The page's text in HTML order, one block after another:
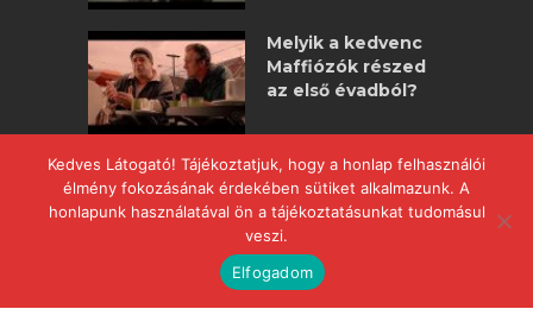
Melyik a kedvenc
Maffiózók részed
az első évadból?
Végre: THE MANY
SAINTS OF
NEWARK –
maffiózók
nagyjátékfilm!
Kedves Látogató! Tájékoztatjuk, hogy a honlap felhasználói
élmény fokozásának érdekében sütiket alkalmazunk. A
honlapunk használatával ön a tájékoztatásunkat tudomásul
veszi.
Elfogadom